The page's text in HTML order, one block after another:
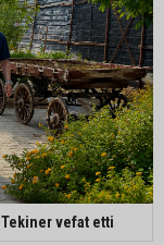
Tekiner vefat etti